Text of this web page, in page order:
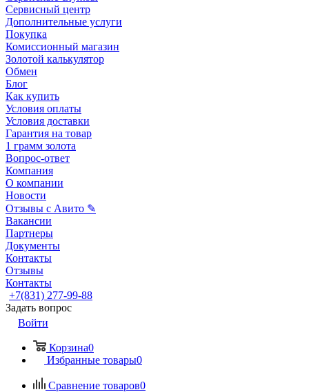
Сервисный центр
Дополнительные услуги
Покупка
Комиссионный магазин
Золотой калькулятор
Обмен
Блог
Как купить
Условия оплаты
Условия доставки
Гарантия на товар
1 грамм золота
Вопрос-ответ
Компания
О компании
Новости
Отзывы с Авито ✎
Вакансии
Партнеры
Документы
Контакты
Отзывы
Контакты
+7(831) 277-99-88
Задать вопрос
Войти
Корзина0
Избранные товары0
Сравнение товаров0